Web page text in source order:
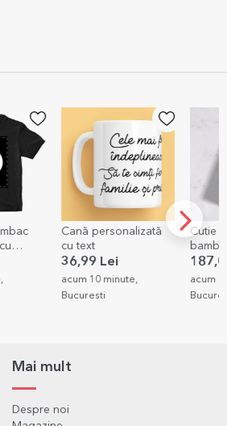
Cutie de vin din
bambus cu accesorii
personalizată cu
mesaj - Wedding
187,00 Lei
acum 16 minute,
Bucuresti
Pernă
cu o
Bine
acum
Mai mult
Despre noi